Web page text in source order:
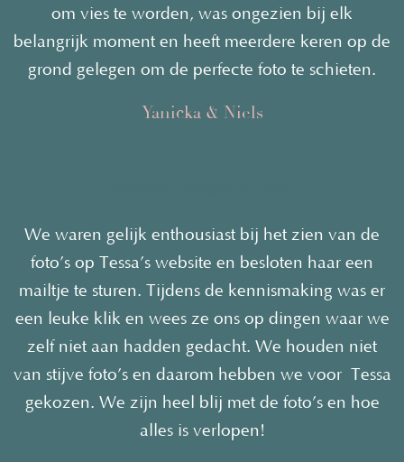
om vies te worden, was ongezien bij elk
belangrijk moment en heeft meerdere keren op de
grond gelegen om de perfecte foto te schieten.
Yanicka & Niels
We waren gelijk enthousiast bij het zien van de
foto’s op Tessa’s website en besloten haar een
mailtje te sturen. Tijdens de kennismaking was er
een leuke klik en wees ze ons op dingen waar we
zelf niet aan hadden gedacht. We houden niet
van stijve foto’s en daarom hebben we voorTessa
gekozen. We zijn heel blij met de foto’s en hoe
alles is verlopen!